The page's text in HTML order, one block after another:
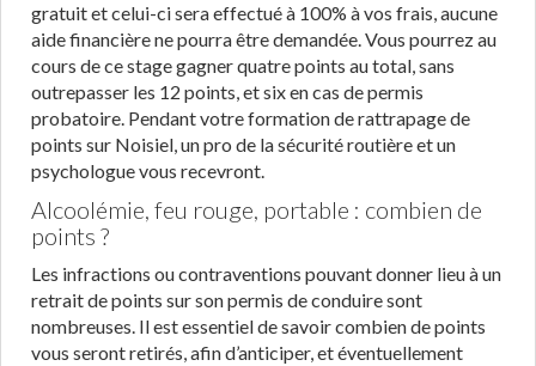
gratuit et celui-ci sera effectué à 100% à vos frais, aucune
aide financière ne pourra être demandée. Vous pourrez au
cours de ce stage gagner quatre points au total, sans
outrepasser les 12 points, et six en cas de permis
probatoire. Pendant votre formation de rattrapage de
points sur Noisiel, un pro de la sécurité routière et un
psychologue vous recevront.
Alcoolémie, feu rouge, portable : combien de
points ?
Les infractions ou contraventions pouvant donner lieu à un
retrait de points sur son permis de conduire sont
nombreuses. Il est essentiel de savoir combien de points
vous seront retirés, afin d’anticiper, et éventuellement